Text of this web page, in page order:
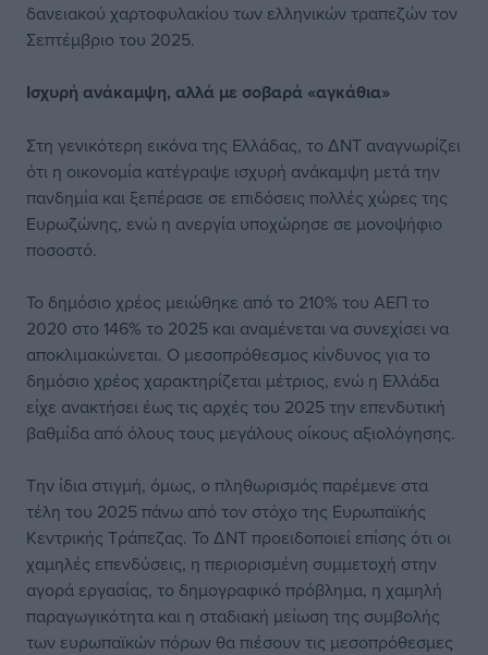
δανειακού χαρτοφυλακίου των ελληνικών τραπεζών τον
Σεπτέμβριο του 2025.
Ισχυρή ανάκαμψη, αλλά με σοβαρά «αγκάθια»
Στη γενικότερη εικόνα της Ελλάδας, το ΔΝΤ αναγνωρίζει
ότι η οικονομία κατέγραψε ισχυρή ανάκαμψη μετά την
πανδημία και ξεπέρασε σε επιδόσεις πολλές χώρες της
Ευρωζώνης, ενώ η ανεργία υποχώρησε σε μονοψήφιο
ποσοστό.
Το δημόσιο χρέος μειώθηκε από το 210% του ΑΕΠ το
2020 στο 146% το 2025 και αναμένεται να συνεχίσει να
αποκλιμακώνεται. Ο μεσοπρόθεσμος κίνδυνος για το
δημόσιο χρέος χαρακτηρίζεται μέτριος, ενώ η Ελλάδα
είχε ανακτήσει έως τις αρχές του 2025 την επενδυτική
βαθμίδα από όλους τους μεγάλους οίκους αξιολόγησης.
Την ίδια στιγμή, όμως, ο πληθωρισμός παρέμενε στα
τέλη του 2025 πάνω από τον στόχο της Ευρωπαϊκής
Κεντρικής Τράπεζας. Το ΔΝΤ προειδοποιεί επίσης ότι οι
χαμηλές επενδύσεις, η περιορισμένη συμμετοχή στην
αγορά εργασίας, το δημογραφικό πρόβλημα, η χαμηλή
παραγωγικότητα και η σταδιακή μείωση της συμβολής
των ευρωπαϊκών πόρων θα πιέσουν τις μεσοπρόθεσμες